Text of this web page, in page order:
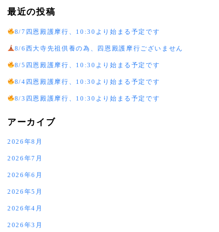
最近の投稿
8/7四恩殿護摩行、10:30より始まる予定です
8/6西大寺先祖供養の為、四恩殿護摩行ございません
8/5四恩殿護摩行、10:30より始まる予定です
8/4四恩殿護摩行、10:30より始まる予定です
8/3四恩殿護摩行、10:30より始まる予定です
アーカイブ
2026年8月
2026年7月
2026年6月
2026年5月
2026年4月
2026年3月